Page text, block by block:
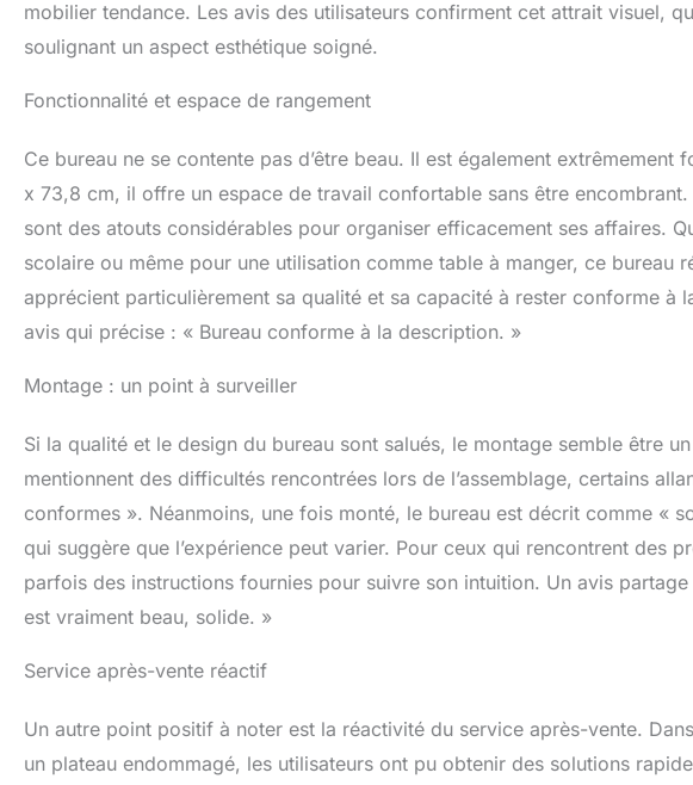
mobilier tendance. Les avis des utilisateurs confirment cet attrait visuel,
soulignant un aspect esthétique soigné.
Fonctionnalité et espace de rangement
Ce bureau ne se contente pas d’être beau. Il est également
x 73,8 cm, il offre un espace de travail confortable sans être
sont des atouts considérables pour organiser efficacement ses affaires.
scolaire ou même pour une utilisation comme table à manger, ce bureau
apprécient particulièrement sa qualité et sa capacité à rester conforme à
avis qui précise : « Bureau conforme à la description. »
Montage : un point à surveiller
Si la qualité et le design du bureau sont salués, le montage semble être
mentionnent des difficultés rencontrées lors de l’assemblage, certains
conformes ». Néanmoins, une fois monté, le bureau est décrit comme «
qui suggère que l’expérience peut varier. Pour ceux qui rencontrent des
parfois des instructions fournies pour suivre son intuition. Un avis
est vraiment beau, solide. »
Service après-vente réactif
Un autre point positif à noter est la réactivité du service après-vente.
un plateau endommagé, les utilisateurs ont pu obtenir des solutions